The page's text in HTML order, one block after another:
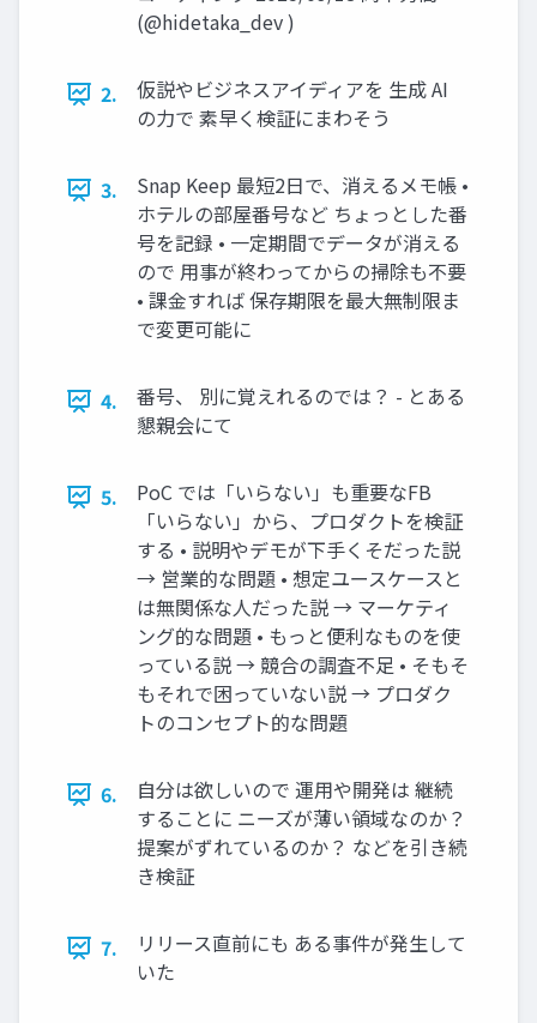
(@hidetaka_dev )
2.
仮説やビジネスアイディアを 生成 AI
の力で 素早く検証にまわそう
3.
Snap Keep 最短2日で、消えるメモ帳 •
ホテルの部屋番号など ちょっとした番
号を記録 • 一定期間でデータが消える
ので 用事が終わってからの掃除も不要
• 課金すれば 保存期限を最大無制限ま
で変更可能に
4.
番号、 別に覚えれるのでは？ - とある
懇親会にて
5.
PoC では「いらない」も重要なFB
「いらない」から、プロダクトを検証
する • 説明やデモが下手くそだった説
→ 営業的な問題 • 想定ユースケースと
は無関係な人だった説 → マーケティ
ング的な問題 • もっと便利なものを使
っている説 → 競合の調査不足 • そもそ
もそれで困っていない説 → プロダク
トのコンセプト的な問題
6.
自分は欲しいので 運用や開発は 継続
することに ニーズが薄い領域なのか？
提案がずれているのか？ などを引き続
き検証
7.
リリース直前にも ある事件が発生して
いた